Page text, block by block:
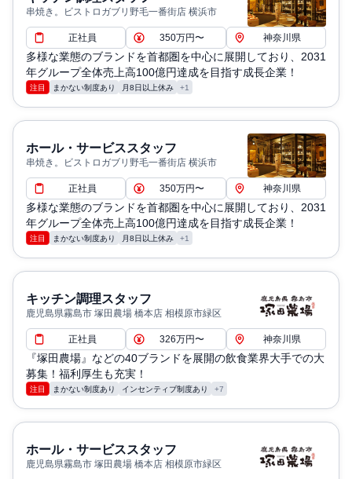
串焼き。ビストロガブリ野毛一番街店 横浜市
正社員 350万円〜 神奈川県
多様な業態のブランドを首都圏を中心に展開しており、2031
年グループ全体売上高100億円達成を目指す成長企業！
注目 まかない制度あり 月8日以上休み +1
ホール・サービススタッフ
串焼き。ビストロガブリ野毛一番街店 横浜市
正社員 350万円〜 神奈川県
多様な業態のブランドを首都圏を中心に展開しており、2031
年グループ全体売上高100億円達成を目指す成長企業！
注目 まかない制度あり 月8日以上休み +1
キッチン調理スタッフ
鹿児島県霧島市 塚田農場 橋本店 相模原市緑区
正社員 326万円〜 神奈川県
『塚田農場』などの40ブランドを展開の飲食業界大手での大
募集！福利厚生も充実！
注目 まかない制度あり インセンティブ制度あり +7
ホール・サービススタッフ
鹿児島県霧島市 塚田農場 橋本店 相模原市緑区